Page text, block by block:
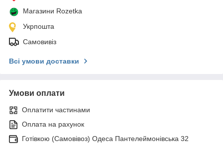
Магазини Rozetka
Укрпошта
Самовивіз
Всі умови доставки
Умови оплати
Оплатити частинами
Оплата на рахунок
Готівкою (Самовівоз) Одеса Пантелеймонівська 32